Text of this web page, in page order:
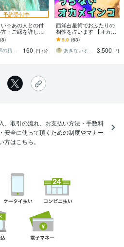
予約受付中
い☆あの人との付
・ご縁を詳しく
になるあの人の
・性格を知っ
らに深い関係に♡
(8)
翡翠の精霊魔導師✧叶花Kyoka
160 円 /分
西洋占星術でおふたりの
相性を占います 【オカメ
のちいさい相性うらな
い】ふたりの基本性格と
相性
5.0 (63)
あきないオカメインコ
3,500 円
、取引の流れ、お支払い方法・手数料
安全に使って頂くための制度やマナー
はこちら。